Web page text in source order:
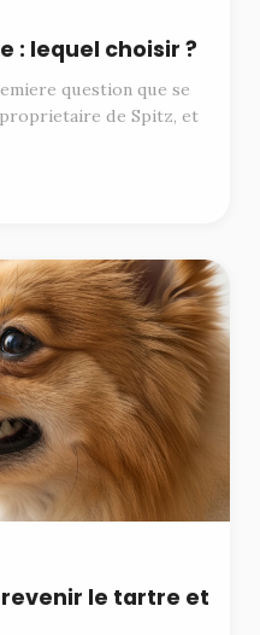
: lequel choisir ?
question que se
de Spitz, et
le tartre et